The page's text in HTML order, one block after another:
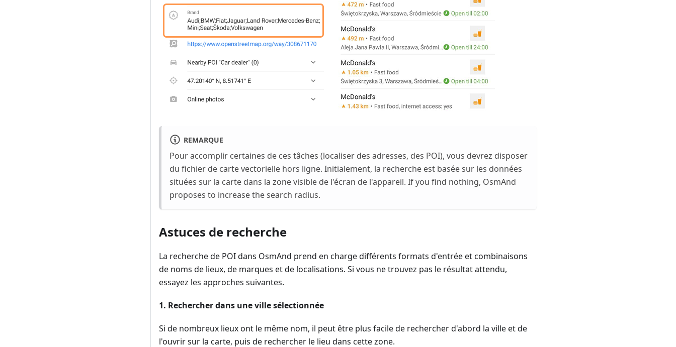
REMARQUE
Pour accomplir certaines de ces tâches (localiser des adresses, des POI), vous devrez disposer
du fichier de carte vectorielle hors ligne. Initialement, la recherche est basée sur les données
situées sur la carte dans la zone visible de l'écran de l'appareil. If you find nothing, OsmAnd
proposes to increase the search radius.
Astuces de recherche
La recherche de POI dans OsmAnd prend en charge différents formats d'entrée et combinaisons
de noms de lieux, de marques et de localisations. Si vous ne trouvez pas le résultat attendu,
essayez les approches suivantes.
1. Rechercher dans une ville sélectionnée
Si de nombreux lieux ont le même nom, il peut être plus facile de rechercher d'abord la ville et de
l'ouvrir sur la carte, puis de rechercher le lieu dans cette zone.